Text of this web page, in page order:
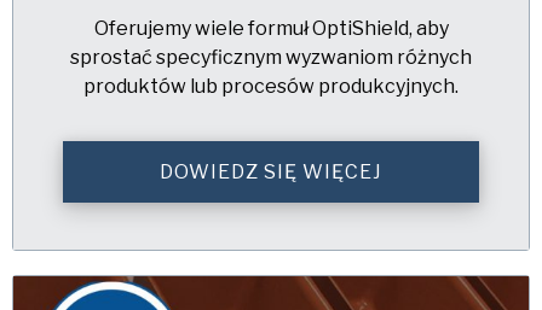
Oferujemy wiele formuł OptiShield, aby
sprostać specyficznym wyzwaniom różnych
produktów lub procesów produkcyjnych.
DOWIEDZ SIĘ WIĘCEJ